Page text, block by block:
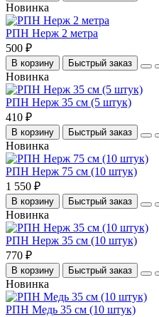
Новинка
РПН Нерж 2 метра
500 ₽
В корзину Быстрый заказ
Новинка
РПН Нерж 35 см (5 штук)
410 ₽
В корзину Быстрый заказ
Новинка
РПН Нерж 75 см (10 штук)
1 550 ₽
В корзину Быстрый заказ
Новинка
РПН Нерж 35 см (10 штук)
770 ₽
В корзину Быстрый заказ
Новинка
РПН Медь 35 см (10 штук)